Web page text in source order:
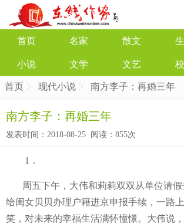
首页 名家 散文
小说 文学 文艺
首页 现代小说 南方李子：再婚三年
南方李子：再婚三年
发表时间：2018-08-25 阅读： 855次
1．
周五下午，大伟和莉莉双双从单位请
给闺女贝贝办理户籍进京申报手续，一路
笑，对未来的幸福生活满怀憧憬。大伟说